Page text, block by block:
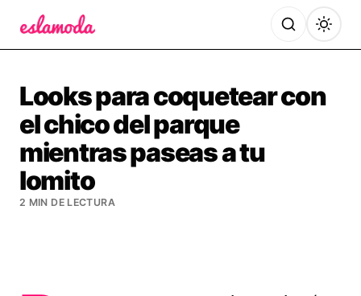
Looks para coquetear con
el chico del parque
mientras paseas a tu
lomito
2 MIN DE LECTURA